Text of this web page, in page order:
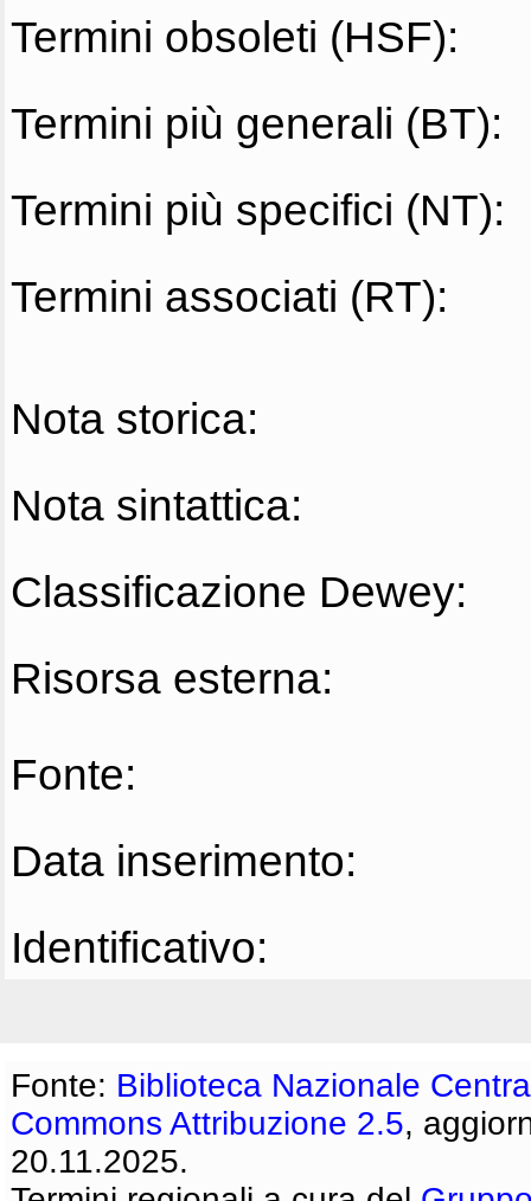
Termini obsoleti (HSF):
Termini più generali (BT):
Termini più specifici (NT):
Termini associati (RT):
Nota storica:
Nota sintattica:
Classificazione Dewey:
Risorsa esterna:
Fonte:
Data inserimento:
Identificativo:
Fonte: Biblioteca Nazionale
Commons Attribuzione 2.5,
20.11.2025.